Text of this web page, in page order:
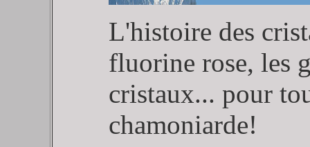
L'histoire des
fluorine rose, les
cristaux... pour
chamoniarde!